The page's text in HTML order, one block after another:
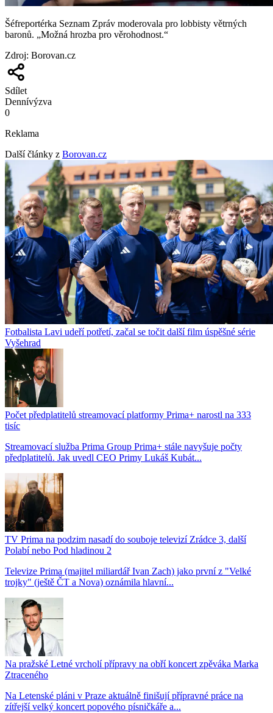
Šéfreportérka Seznam Zpráv moderovala pro lobbisty větrných
baronů. „Možná hrozba pro věrohodnost.“
Zdroj: Borovan.cz
Sdílet
Dennívýzva
0
Reklama
Další články z Borovan.cz
Fotbalista Lavi udeří potřetí, začal se točit další film úspěšné série
Vyšehrad
Počet předplatitelů streamovací platformy Prima+ narostl na 333
tisíc
Streamovací služba Prima Group Prima+ stále navyšuje počty
předplatitelů. Jak uvedl CEO Primy Lukáš Kubát...
TV Prima na podzim nasadí do souboje televizí Zrádce 3, další
Polabí nebo Pod hladinou 2
Televize Prima (majitel miliardář Ivan Zach) jako první z "Velké
trojky" (ještě ČT a Nova) oznámila hlavní...
Na pražské Letné vrcholí přípravy na obří koncert zpěváka Marka
Ztraceného
Na Letenské pláni v Praze aktuálně finišují přípravné práce na
zítřejší velký koncert popového písničkáře a...